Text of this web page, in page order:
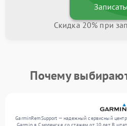
Скидка 20% при
Почему
GarminRemSupport — надежный сервисный
Garmin в Смоленске со стажем от 10 лет. В